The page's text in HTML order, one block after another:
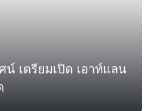
เตรียมเปิด เอาท์แลน